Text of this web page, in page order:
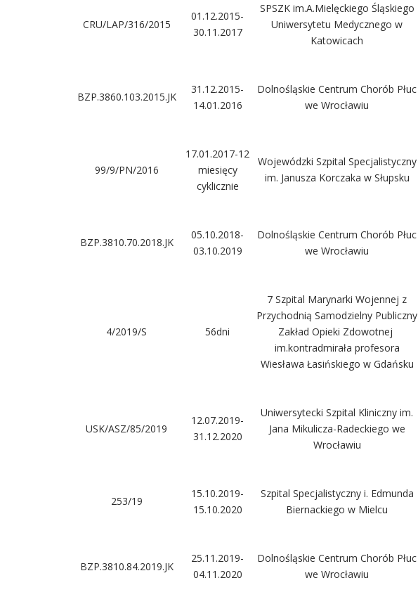
CRU/LAP/316/2015
01.12.2015-
30.11.2017
SPSZK im.A.Mielęckiego Śląskiego
Uniwersytetu Medycznego w
Katowicach
BZP.3860.103.2015.JK
31.12.2015-
14.01.2016
Dolnośląskie Centrum Chorób Płuc
we Wrocławiu
99/9/PN/2016
17.01.2017-12
miesięcy
cyklicznie
Wojewódzki Szpital Specjalistyczny
im. Janusza Korczaka w Słupsku
BZP.3810.70.2018.JK
05.10.2018-
03.10.2019
Dolnośląskie Centrum Chorób Płuc
we Wrocławiu
4/2019/S 56dni
7 Szpital Marynarki Wojennej z
Przychodnią Samodzielny Publiczny
Zakład Opieki Zdowotnej
im.kontradmirała profesora
Wiesława Łasińskiego w Gdańsku
USK/ASZ/85/2019
12.07.2019-
31.12.2020
Uniwersytecki Szpital Kliniczny im.
Jana Mikulicza-Radeckiego we
Wrocławiu
253/19
15.10.2019-
15.10.2020
Szpital Specjalistyczny i. Edmunda
Biernackiego w Mielcu
BZP.3810.84.2019.JK
25.11.2019-
04.11.2020
Dolnośląskie Centrum Chorób Płuc
we Wrocławiu